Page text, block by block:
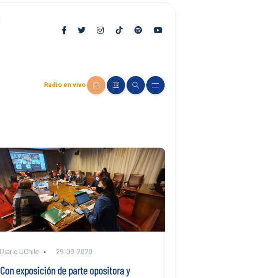
Radio en vivo
Diario UChile 29-09-2020
Con exposición de parte opositora y